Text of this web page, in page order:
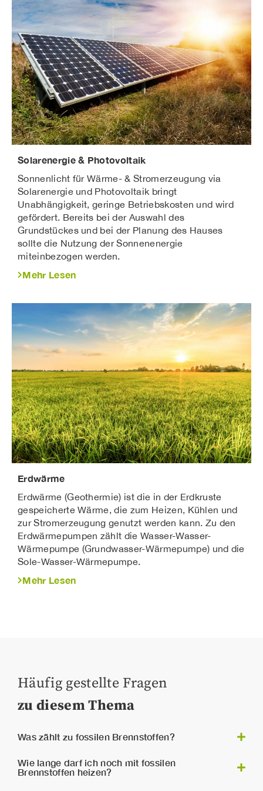
Solarenergie & Photovoltaik
Sonnenlicht für Wärme- & Stromerzeugung via
Solarenergie und Photovoltaik bringt
Unabhängigkeit, geringe Betriebskosten und wird
gefördert. Bereits bei der Auswahl des
Grundstückes und bei der Planung des Hauses
sollte die Nutzung der Sonnenenergie
miteinbezogen werden.
Mehr Lesen
Erdwärme
Erdwärme (Geothermie) ist die in der Erdkruste
gespeicherte Wärme, die zum Heizen, Kühlen und
zur Stromerzeugung genutzt werden kann. Zu den
Erdwärmepumpen zählt die Wasser-Wasser-
Wärmepumpe (Grundwasser-Wärmepumpe) und die
Sole-Wasser-Wärmepumpe.
Mehr Lesen
Häufig gestellte Fragen
zu diesem Thema
Was zählt zu fossilen Brennstoffen?
Zu den fossilen Brennstoffen zählen
Koks, Steinkohle, Braunkohle, Torf, Erdöl,
Wie lange darf ich noch mit fossilen
Brennstoffen heizen?